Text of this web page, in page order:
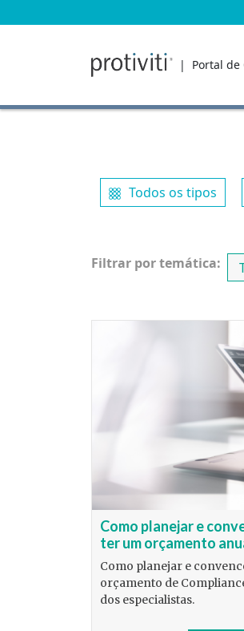
| Portal de
Todos os tipos
Filtrar por temática:
Como planejar e
ter um orçamento
Como planejar e
orçamento de
dos especialistas.